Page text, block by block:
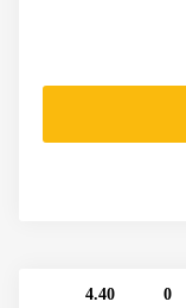
4.40 0